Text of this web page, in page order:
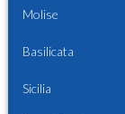
Molise
Basilicata
Sicilia